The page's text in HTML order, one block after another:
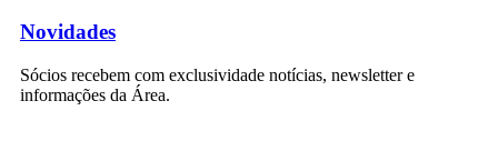
Novidades
Sócios recebem com exclusividade notícias, newsletter e
informações da Área.